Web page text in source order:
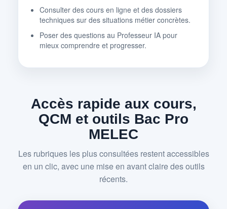
Consulter des cours en ligne et des dossiers
techniques sur des situations métier concrètes.
Poser des questions au Professeur IA pour
mieux comprendre et progresser.
Accès rapide aux cours,
QCM et outils Bac Pro
MELEC
Les rubriques les plus consultées restent accessibles
en un clic, avec une mise en avant claire des outils
récents.